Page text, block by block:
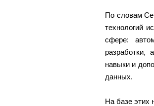
По словам
технологий
сфере:
разработки,
навыки и
данных.
На базе этих